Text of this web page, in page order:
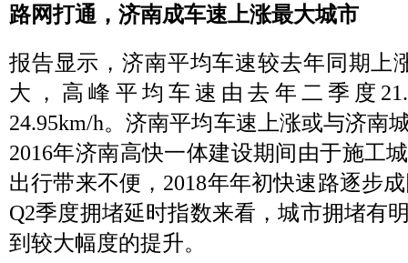
路网打通，济南成车速上涨最大城市
报告显示，济南平均车速较去年同期上
大，高峰平均车速由去年二季度
24.95km/h。济南平均车速上涨或与济南
2016年济南高快一体建设期间由于施工
出行带来不便，2018年年初快速路逐步
Q2季度拥堵延时指数来看，城市拥堵有
到较大幅度的提升。